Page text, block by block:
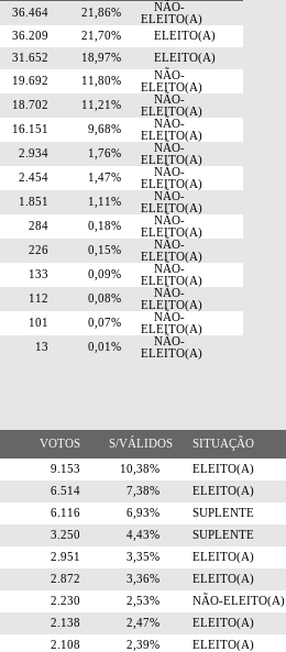
36.464 21,86%
NÃO-
ELEITO(A)
36.209 21,70%
ELEITO(A)
31.652 18,97%
ELEITO(A)
19.692 11,80%
NÃO-
ELEITO(A)
18.702 11,21%
NÃO-
ELEITO(A)
16.151 9,68%
NÃO-
ELEITO(A)
2.934 1,76%
NÃO-
ELEITO(A)
2.454 1,47%
NÃO-
ELEITO(A)
1.851 1,11%
NÃO-
ELEITO(A)
284 0,18%
NÃO-
ELEITO(A)
226 0,15%
NÃO-
ELEITO(A)
133 0,09%
NÃO-
ELEITO(A)
112 0,08%
NÃO-
ELEITO(A)
101 0,07%
NÃO-
ELEITO(A)
13 0,01%
NÃO-
ELEITO(A)
VOTOS S/VÁLIDOS SITUAÇÃO
9.153 10,38%
ELEITO(A)
6.514 7,38%
ELEITO(A)
6.116 6,93%
SUPLENTE
3.250 4,43%
SUPLENTE
2.951 3,35%
ELEITO(A)
2.872 3,36%
ELEITO(A)
2.230 2,53%
NÃO-ELEITO(A)
2.138 2,47%
ELEITO(A)
2.108 2,39%
ELEITO(A)